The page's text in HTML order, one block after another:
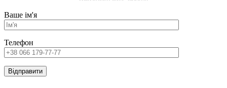
Ваше ім'я
Телефон